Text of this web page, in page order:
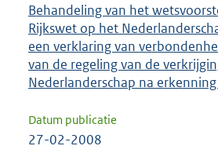
Behandeling van het
Rijkswet op het
een verklaring van
van de regeling van de
Nederlanderschap na
Datum publicatie
27-02-2008